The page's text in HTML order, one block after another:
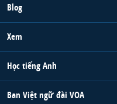
Blog
Xem
Học tiếng Anh
Ban Việt ngữ đài VOA